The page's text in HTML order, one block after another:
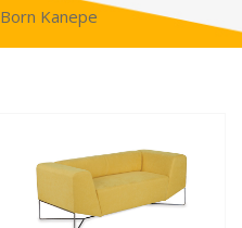
Born Kanepe